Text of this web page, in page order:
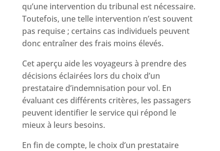
qu’une intervention du tribunal est nécessaire.
Toutefois, une telle intervention n’est souvent
pas requise ; certains cas individuels peuvent
donc entraîner des frais moins élevés.
Cet aperçu aide les voyageurs à prendre des
décisions éclairées lors du choix d’un
prestataire d’indemnisation pour vol. En
évaluant ces différents critères, les passagers
peuvent identifier le service qui répond le
mieux à leurs besoins.
En fin de compte, le choix d’un prestataire